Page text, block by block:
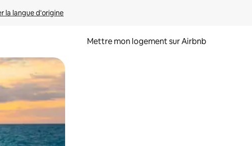
la langue d'origine
Mettre mon logement sur Airbnb